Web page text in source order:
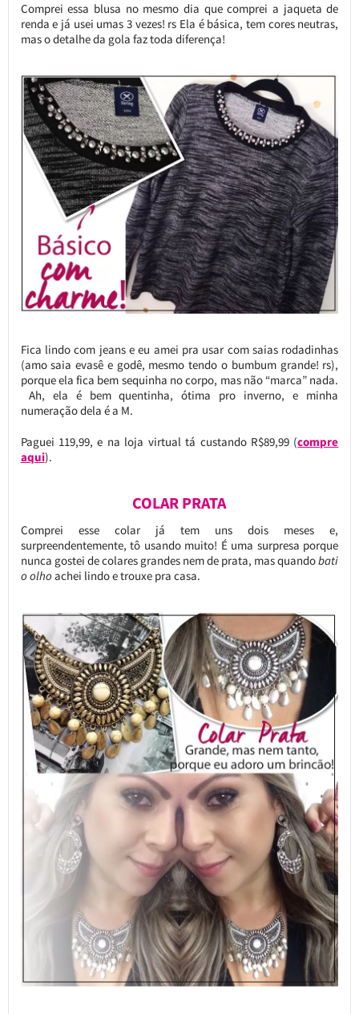
Comprei essa blusa no mesmo dia que comprei a jaqueta de
renda e já usei umas 3 vezes! rs Ela é básica, tem cores neutras,
mas o detalhe da gola faz toda diferença!
Fica lindo com jeans e eu amei pra usar com saias rodadinhas
(amo saia evasê e godê, mesmo tendo o bumbum grande! rs),
porque ela fica bem sequinha no corpo, mas não “marca” nada.
Ah, ela é bem quentinha, ótima pro inverno, e minha
numeração dela é a M.
Paguei 119,99, e na loja virtual tá custando R$89,99 (compre
aqui).
COLAR PRATA
Comprei esse colar já tem uns dois meses e,
surpreendentemente, tô usando muito! É uma surpresa porque
nunca gostei de colares grandes nem de prata, mas quandobati
o olho achei lindo e trouxe pra casa.